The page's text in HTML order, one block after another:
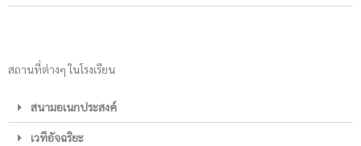
สถานที่ต่างๆ ในโรงเรียน
สนามอเนกประสงค์
เวทีอัจฉริยะ